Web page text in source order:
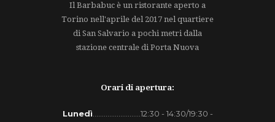
Il Barbabuc è un ristorante aperto a
Torino nell'aprile del 2017 nel quartiere
di San Salvario a pochi metri dalla
stazione centrale di Porta Nuova
Orari di apertura:
Lunedì..........................12:30 - 14:30/19:30 -